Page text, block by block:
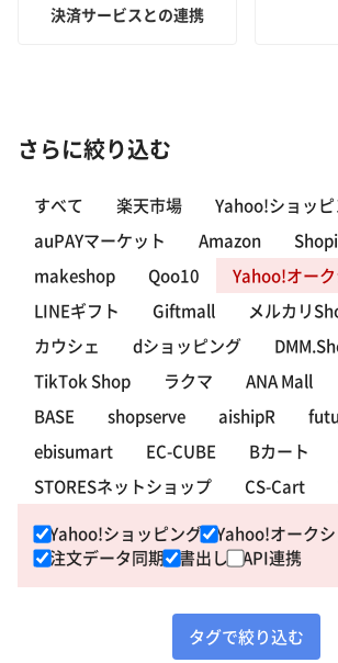
決済サービスとの連携
さらに絞り込む
すべて 楽天市場
Yahoo!ショッ
auPAYマーケット
Amazon
makeshop
Qoo10
Yahoo!オー
LINEギフト
Giftmall メルカリ
カウシェ
dショッピング
TikTok Shop
ラクマ ANA Mall
BASE
shopserve aishipR
ebisumart
EC-CUBE
Bカート
STORESネットショップ
CS-Cart
Yahoo!ショッピング Yahoo!オーク
注文データ同期 書出し API連携
タグで絞り込む